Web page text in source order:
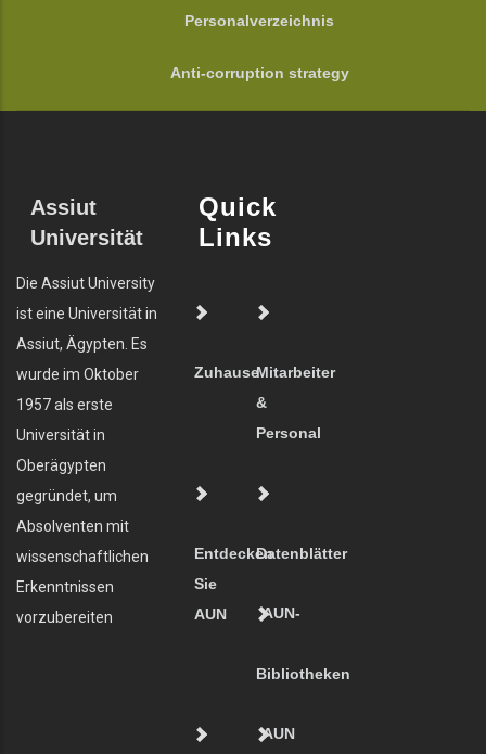
Personalverzeichnis
Anti-corruption strategy
Assiut
Universität
Die Assiut University
ist eine Universität in
Assiut, Ägypten. Es
wurde im Oktober
1957 als erste
Universität in
Oberägypten
gegründet, um
Absolventen mit
wissenschaftlichen
Erkenntnissen
vorzubereiten
Quick
Links
ZuhauseMitarbeiter
&
Personal
Entdecken
Sie
AUN
Datenblätter
AUN-
Bibliotheken
AUN